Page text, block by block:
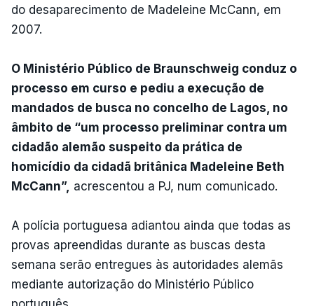
do desaparecimento de Madeleine McCann, em
2007.
O Ministério Público de Braunschweig conduz o
processo em curso e pediu a execução de
mandados de busca no concelho de Lagos, no
âmbito de “um processo preliminar contra um
cidadão alemão suspeito da prática de
homicídio da cidadã britânica Madeleine Beth
McCann”, acrescentou a PJ, num comunicado.
A polícia portuguesa adiantou ainda que todas as
provas apreendidas durante as buscas desta
semana serão entregues às autoridades alemãs
mediante autorização do Ministério Público